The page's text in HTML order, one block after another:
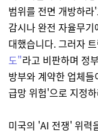
범위를 전면 개방하
감시나 완전 자율무
대했습니다. 그러자
도"라고 비판하며 정
방부와 계약한 업체
급망 위험'으로 지정
미국의 'AI 전쟁' 위력